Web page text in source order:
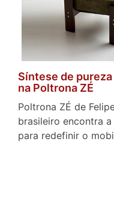
Síntese de
na Poltrona ZÉ
Poltrona ZÉ de
brasileiro encontra
para redefinir o